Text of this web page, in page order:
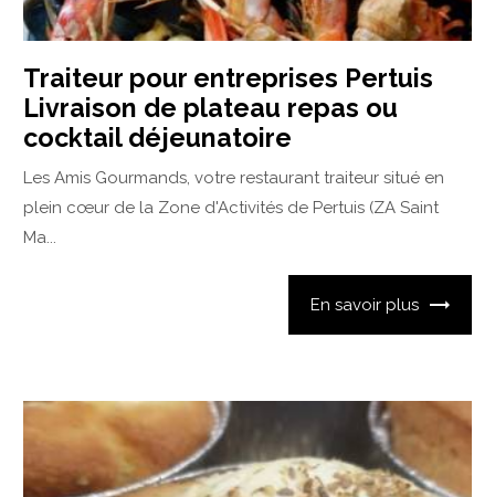
Traiteur pour entreprises Pertuis
Livraison de plateau repas ou
cocktail déjeunatoire
Les Amis Gourmands, votre restaurant traiteur situé en
plein cœur de la Zone d'Activités de Pertuis (ZA Saint
Ma...
En savoir plus